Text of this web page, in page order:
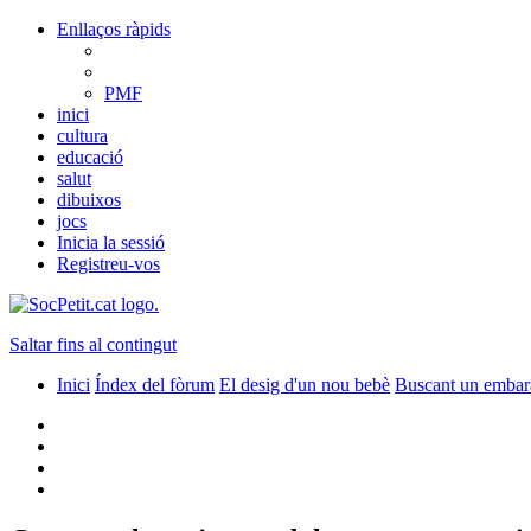
Enllaços ràpids
PMF
inici
cultura
educació
salut
dibuixos
jocs
Inicia la sessió
Registreu-vos
Saltar fins al contingut
Inici Índex del fòrum El desig d'un nou bebè Buscant un